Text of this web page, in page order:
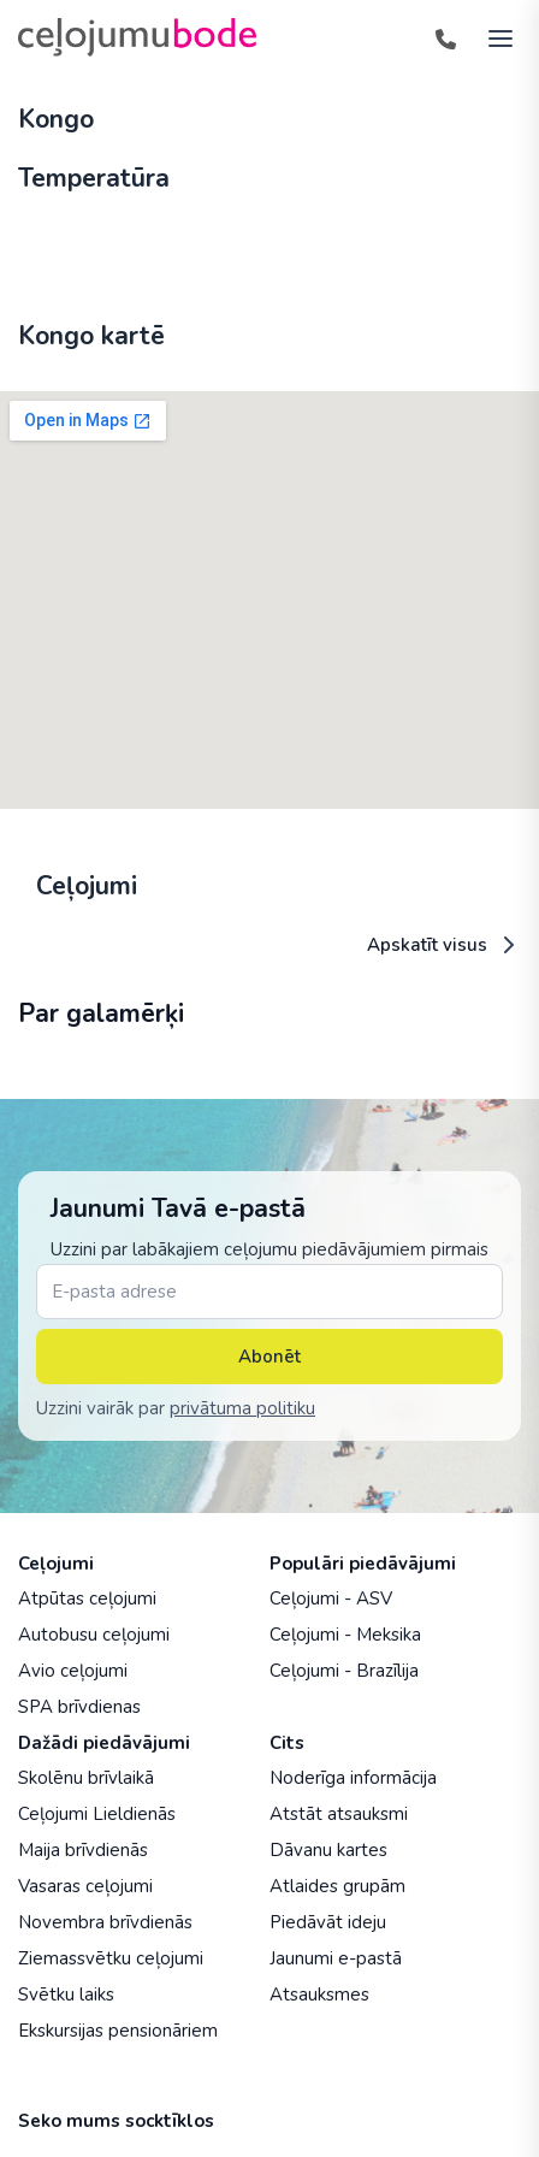
Kongo
Temperatūra
Kongo kartē
Ceļojumi
Apskatīt visus
Par galamērķi
Jaunumi Tavā e-pastā
Uzzini par labākajiem ceļojumu piedāvājumiem pirmais
Abonēt
Uzzini vairāk par privātuma politiku
Ceļojumi
Atpūtas ceļojumi
Autobusu ceļojumi
Avio ceļojumi
SPA brīvdienas
Populāri piedāvājumi
Ceļojumi - ASV
Ceļojumi - Meksika
Ceļojumi - Brazīlija
Dažādi piedāvājumi
Skolēnu brīvlaikā
Ceļojumi Lieldienās
Maija brīvdienās
Vasaras ceļojumi
Novembra brīvdienās
Ziemassvētku ceļojumi
Svētku laiks
Ekskursijas pensionāriem
Cits
Noderīga informācija
Atstāt atsauksmi
Dāvanu kartes
Atlaides grupām
Piedāvāt ideju
Jaunumi e-pastā
Atsauksmes
Seko mums socktīklos